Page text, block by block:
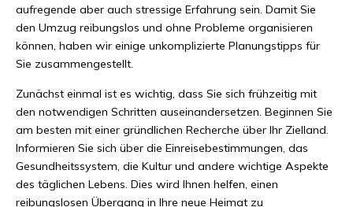
aufregende aber auch stressige Erfahrung sein. Damit Sie
den Umzug reibungslos und ohne Probleme organisieren
können, haben wir einige unkomplizierte Planungstipps für
Sie zusammengestellt.
Zunächst einmal ist es wichtig, dass Sie sich frühzeitig mit
den notwendigen Schritten auseinandersetzen. Beginnen Sie
am besten mit einer gründlichen Recherche über Ihr Zielland.
Informieren Sie sich über die Einreisebestimmungen, das
Gesundheitssystem, die Kultur und andere wichtige Aspekte
des täglichen Lebens. Dies wird Ihnen helfen, einen
reibungslosen Übergang in Ihre neue Heimat zu